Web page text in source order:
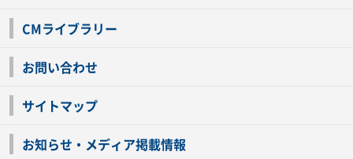
CMライブラリー
お問い合わせ
サイトマップ
お知らせ・メディア掲載情報